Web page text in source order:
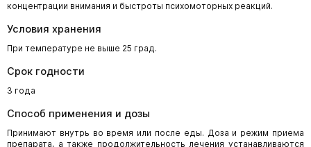
концентрации внимания и быстроты психомоторных реакций.
Условия хранения
При температуре не выше 25 град.
Срок годности
3 года
Способ применения и дозы
Принимают внутрь во время или после еды. Доза и режим приема
препарата, а также продолжительность лечения устанавливаются